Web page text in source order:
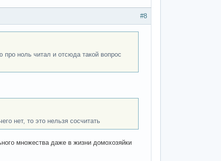
#8
ноль читал и отсюда такой вопрос
нет, то это нельзя сосчитать
множества даже в жизни домохозяйки